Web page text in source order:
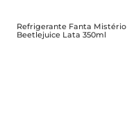
Refrigerante Fanta Mistério
Beetlejuice Lata 350ml